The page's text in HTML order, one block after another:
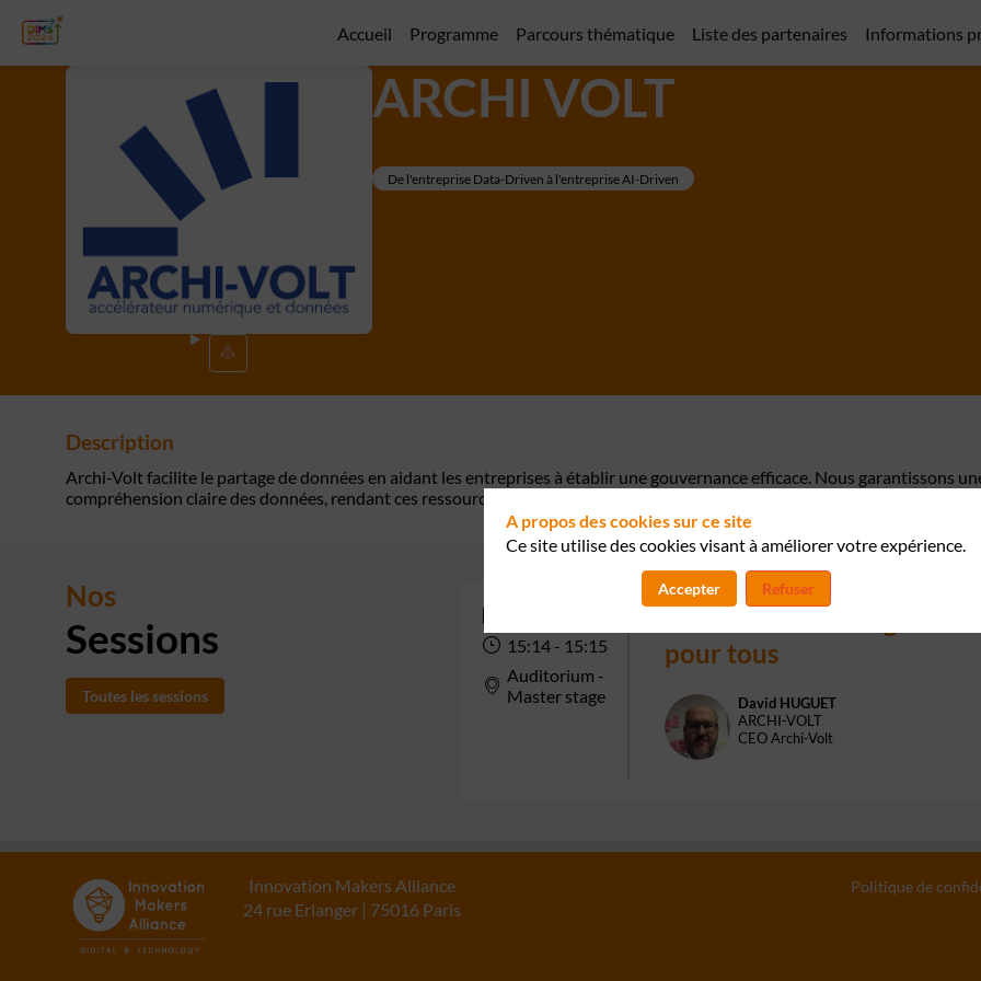
Accueil Programme Parcours thématique Liste des partenaires Informations
ARCHI VOLT
De l'entreprise Data-Driven à l'entreprise AI-Driven
Description
Archi-Volt facilite le partage de données en aidant les entreprises à établir une gouvernance efficace. Nous garantissons
compréhension claire des données, rendant ces ressources précieuses optimales pour la croissance.
Nos
Sessions
Toutes les sessions
15:14 - 15:15
Auditorium -
Master stage
pour tous
DH
David HUGUET
ARCHI-VOLT
CEO Archi-Volt
Innovation Makers Alliance
24 rue Erlanger | 75016 Paris
Politique de
A propos des cookies sur ce site
Ce site utilise des cookies visant à améliorer votre expérience.
Accepter Refuser